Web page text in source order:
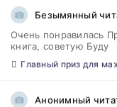
Безымянный
Очень понравилась
книга, советую Буду
Главный приз для
Анонимный